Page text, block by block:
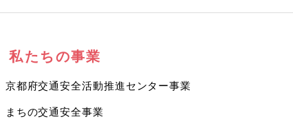
私たちの事業
京都府交通安全活動推進センター事業
まちの交通安全事業